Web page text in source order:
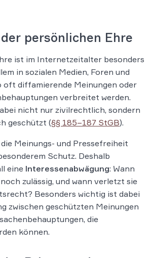
persönlichen Ehre
ist im Internetzeitalter besonders
in sozialen Medien, Foren und
oft diffamierende Meinungen oder
verbreitet werden.
nicht nur zivilrechtlich, sondern
geschützt (§§ 185–187 StGB).
Meinungs- und Pressefreiheit
Schutz. Deshalb
eine Interessenabwägung: Wann
zulässig, und wann verletzt sie
Besonders wichtig ist dabei
zwischen geschützten Meinungen
die
können.